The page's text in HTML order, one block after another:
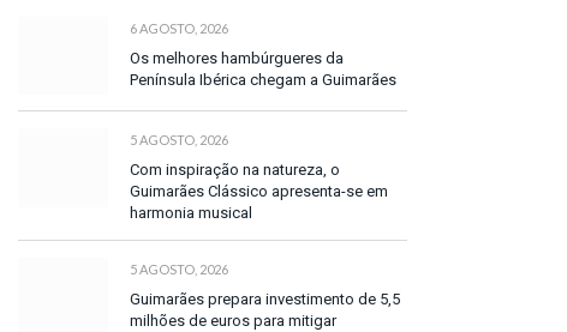
6 AGOSTO, 2026
Os melhores hambúrgueres da
Península Ibérica chegam a Guimarães
5 AGOSTO, 2026
Com inspiração na natureza, o
Guimarães Clássico apresenta-se em
harmonia musical
5 AGOSTO, 2026
Guimarães prepara investimento de 5,5
milhões de euros para mitigar